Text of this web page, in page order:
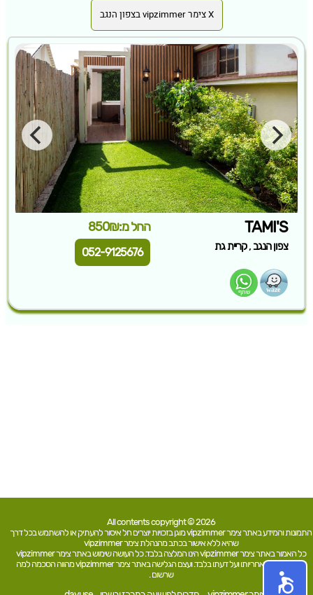
X צימר vipzimmer בצפון הנגב
TAMI'S החל מ:850₪
צפון הנגב,קריית גת 052-9125676
All contents copyright © 2026
התמונות והמידע באתר צימר vipzimmer מוגן בזכויות יוצרים חל איסור להעתיק או להשתמש בכל דרך
שהיא ללא אישור בכתב מהנהלת צימר vipzimmer
כל האמור באתר צימר vipzimmer הינו המלצה בלבד. כל העושה שימוש באתר צימר vipzimmer
עושה זאת על אחריותו ועל דעתו בלבד. ועצם הגלישה באתר צימר vipzimmer מהווה הסכמה למה
שרשום .